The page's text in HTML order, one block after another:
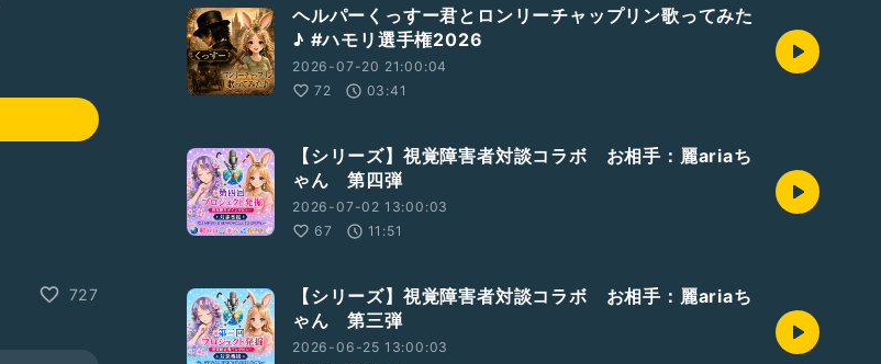
727
ヘルパーくっすー君とロンリーチャップリン歌ってみた
♪ #ハモリ選手権2026
2026-07-20 21:00:04
72
03:41
【シリーズ】視覚障害者対談コラボ お相手：麗ariaち
ゃん 第四弾
2026-07-02 13:00:03
67
11:51
【シリーズ】視覚障害者対談コラボ お相手：麗ariaち
ゃん 第三弾
2026-06-25 13:00:03